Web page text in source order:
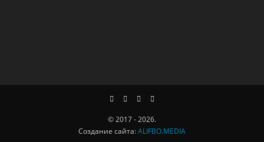
© 2017 - 2026.
Создание сайта:ALIFBO.MEDIA